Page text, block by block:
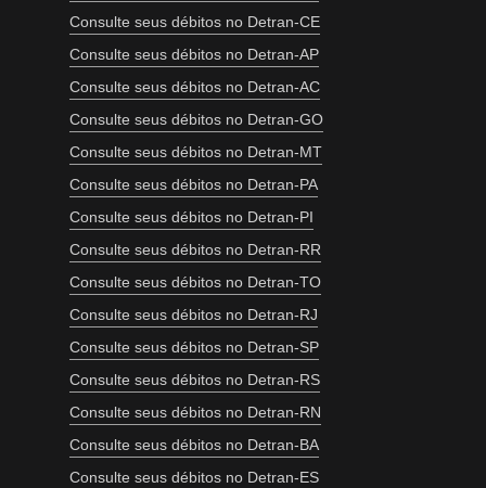
Consulte seus débitos no Detran-CE
Consulte seus débitos no Detran-AP
Consulte seus débitos no Detran-AC
Consulte seus débitos no Detran-GO
Consulte seus débitos no Detran-MT
Consulte seus débitos no Detran-PA
Consulte seus débitos no Detran-PI
Consulte seus débitos no Detran-RR
Consulte seus débitos no Detran-TO
Consulte seus débitos no Detran-RJ
Consulte seus débitos no Detran-SP
Consulte seus débitos no Detran-RS
Consulte seus débitos no Detran-RN
Consulte seus débitos no Detran-BA
Consulte seus débitos no Detran-ES